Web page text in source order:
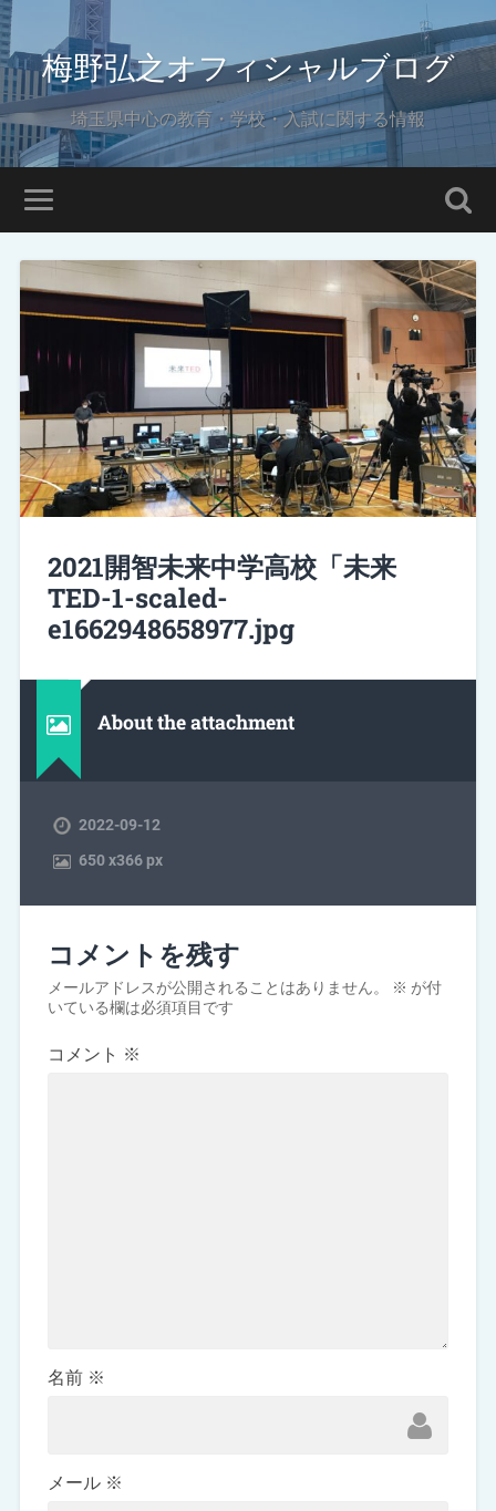
梅野弘之オフィシャルブログ
埼玉県中心の教育・学校・入試に関する情報
2021開智未来中学高校「未来
TED-1-scaled-
e1662948658977.jpg
About the attachment
2022-09-12
650x366 px
コメントを残す
メールアドレスが公開されることはありません。 ※ が付
いている欄は必須項目です
コメント ※
名前 ※
メール ※